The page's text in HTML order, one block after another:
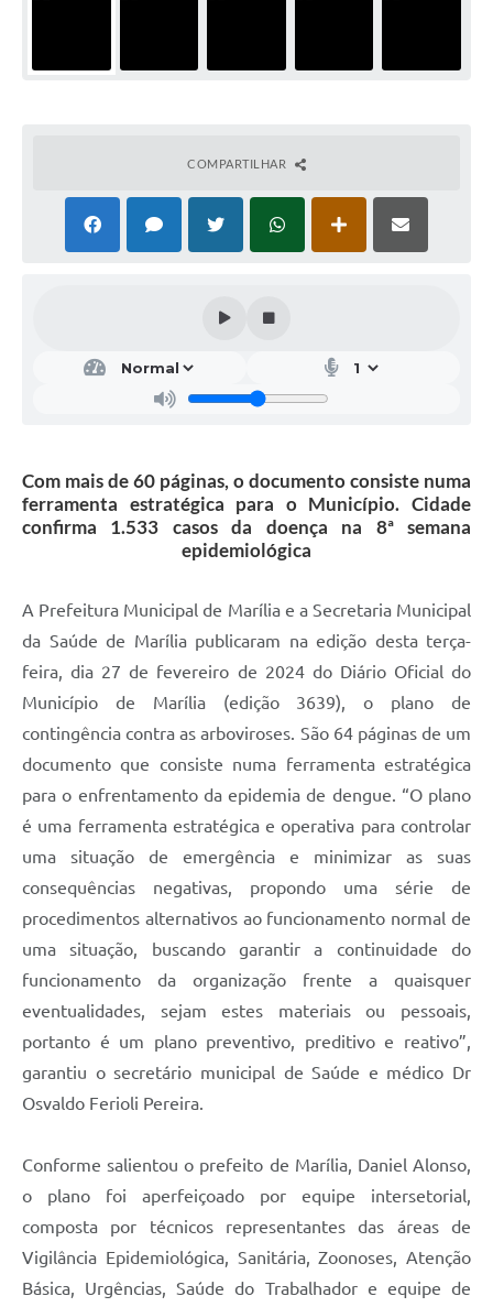
COMPARTILHAR
Com mais de 60 páginas, o documento consiste numa
ferramenta estratégica para o Município. Cidade
confirma 1.533 casos da doença na 8ª semana
epidemiológica
A Prefeitura Municipal de Marília e a Secretaria Municipal
da Saúde de Marília publicaram na edição desta terça-
feira, dia 27 de fevereiro de 2024 do Diário Oficial do
Município de Marília (edição 3639), o plano de
contingência contra as arboviroses. São 64 páginas de um
documento que consiste numa ferramenta estratégica
para o enfrentamento da epidemia de dengue. “O plano
é uma ferramenta estratégica e operativa para controlar
uma situação de emergência e minimizar as suas
consequências negativas, propondo uma série de
procedimentos alternativos ao funcionamento normal de
uma situação, buscando garantir a continuidade do
funcionamento da organização frente a quaisquer
eventualidades, sejam estes materiais ou pessoais,
portanto é um plano preventivo, preditivo e reativo”,
garantiu o secretário municipal de Saúde e médico Dr
Osvaldo Ferioli Pereira.
Conforme salientou o prefeito de Marília, Daniel Alonso,
o plano foi aperfeiçoado por equipe intersetorial,
composta por técnicos representantes das áreas de
Vigilância Epidemiológica, Sanitária, Zoonoses, Atenção
Básica, Urgências, Saúde do Trabalhador e equipe de